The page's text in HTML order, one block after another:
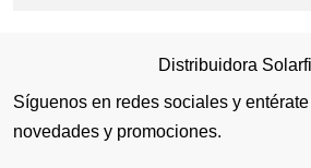
Distribuidora
Síguenos en redes sociales y
novedades y promociones.